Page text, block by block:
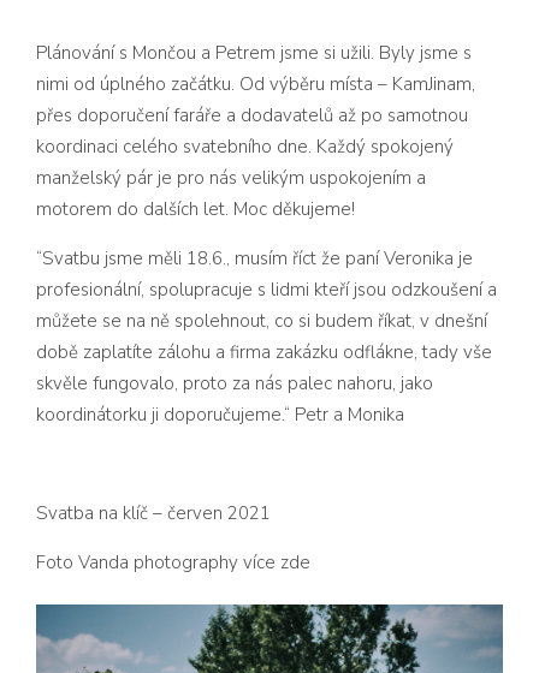
Plánování s Mončou a Petrem jsme si užili. Byly jsme s
nimi od úplného začátku. Od výběru místa – KamJinam,
přes doporučení faráře a dodavatelů až po samotnou
koordinaci celého svatebního dne. Každý spokojený
manželský pár je pro nás velikým uspokojením a
motorem do dalších let. Moc děkujeme!
“Svatbu jsme měli 18.6., musím říct že paní Veronika je
profesionální, spolupracuje s lidmi kteří jsou odzkoušení a
můžete se na ně spolehnout, co si budem říkat, v dnešní
době zaplatíte zálohu a firma zakázku odflákne, tady vše
skvěle fungovalo, proto za nás palec nahoru, jako
koordinátorku ji doporučujeme.“ Petr a Monika
Svatba na klíč – červen 2021
Foto Vanda photography více zde